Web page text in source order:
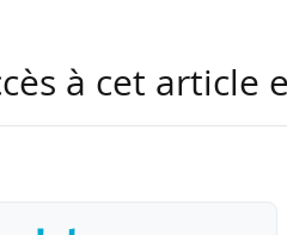
2014, soumis fin
déterminée de tous
nationale, de
à cet article